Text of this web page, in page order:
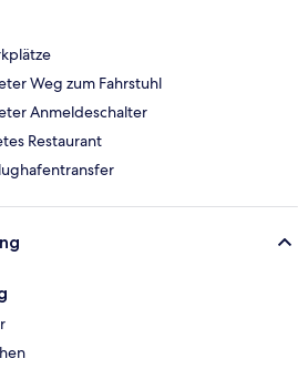
Weg zum Fahrstuhl
Anmeldeschalter
Restaurant